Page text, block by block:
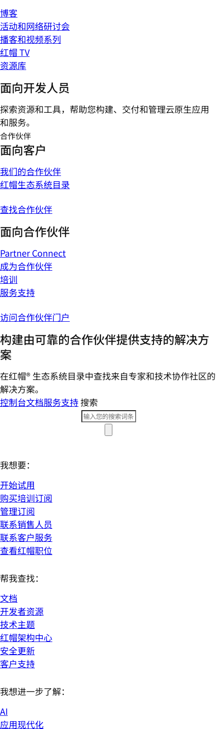
博客
活动和网络研讨会
播客和视频系列
红帽 TV
资源库
面向开发人员
探索资源和工具，帮助您构建、交付和管理云原生应用
和服务。
合作伙伴
面向客户
我们的合作伙伴
红帽生态系统目录
查找合作伙伴
面向合作伙伴
Partner Connect
成为合作伙伴
培训
服务支持
访问合作伙伴门户
构建由可靠的合作伙伴提供支持的解决方
案
在红帽® 生态系统目录中查找来自专家和技术协作社区的
解决方案。
控制台文档服务支持搜索
我想要：
开始试用
购买培训订阅
管理订阅
联系销售人员
联系客户服务
查看红帽职位
帮我查找：
文档
开发者资源
技术主题
红帽架构中心
安全更新
客户支持
我想进一步了解：
AI
应用现代化